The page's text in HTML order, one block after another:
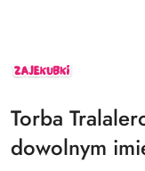
ZAJEKUBKI
Torba
dowolnym